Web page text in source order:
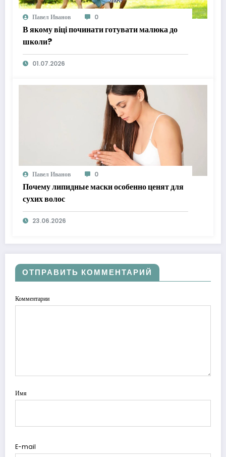
Павел Иванов 0
В якому віці починати готувати малюка до
школи?
01.07.2026
Павел Иванов 0
Почему липидные маски особенно ценят для
сухих волос
23.06.2026
ОТПРАВИТЬ КОММЕНТАРИЙ
Комментарии
Имя
E-mail